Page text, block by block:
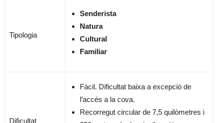
Tipologia
Senderista
Natura
Cultural
Familiar
Dificultat
Fàcil. Dificultat baixa a excepció de
l’accés a la cova.
Recorregut circular de 7,5 quilòmetres i